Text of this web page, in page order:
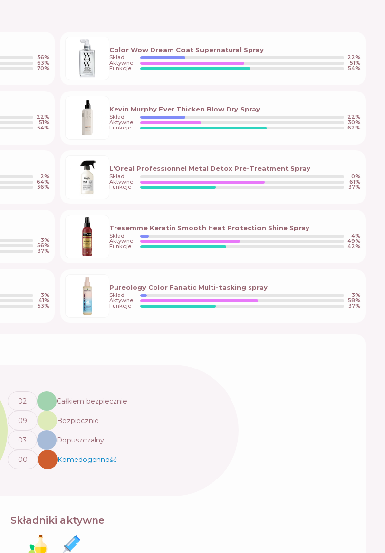
36%
63%
70%
Color Wow Dream Coat Supernatural Spray
Skład 22%
Aktywne 51%
Funkcje 54%
22%
51%
54%
Kevin Murphy Ever Thicken Blow Dry Spray
Skład 22%
Aktywne 30%
Funkcje 62%
2%
64%
36%
L'Oreal Professionnel Metal Detox Pre-Treatment Spray
Skład 0%
Aktywne 61%
Funkcje 37%
3%
56%
37%
Tresemme Keratin Smooth Heat Protection Shine Spray
Skład 4%
Aktywne 49%
Funkcje 42%
3%
41%
53%
Pureology Color Fanatic Multi-tasking spray
Skład 3%
Aktywne 58%
Funkcje 37%
02 Całkiem bezpiecznie
09 Bezpiecznie
03 Dopuszczalny
00 Komedogenność
Składniki aktywne